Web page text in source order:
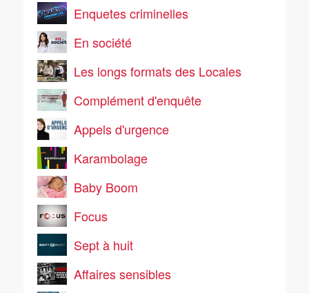
Enquetes criminelles
En société
Les longs formats des Locales
Complément d'enquête
Appels d'urgence
Karambolage
Baby Boom
Focus
Sept à huit
Affaires sensibles